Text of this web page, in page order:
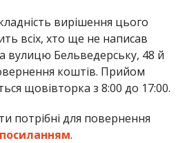
вирішення цього
всіх, хто ще не написав
вулицю Бельведерську, 48 й
коштів. Прийом
щовівторка з 8:00 до 17:00.
потрібні для повернення
.